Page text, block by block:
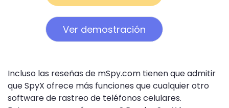
Ver demostración
Incluso las reseñas de mSpy.com tienen que admitir
que SpyX ofrece más funciones que cualquier otro
software de rastreo de teléfonos celulares.